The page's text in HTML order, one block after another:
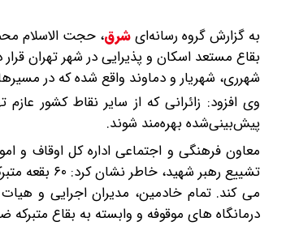
به گزارش گروه رسانه‌ایشرق، حجت الاسلام
بقاع مستعد اسکان و پذیرایی در شهر تهران
شهرری، شهریار و دماوند واقع شده که در
وی افزود: زائرانی که از سایر نقاط کشور
پیش‌بینی‌شده بهره‌مند شوند.
معاون فرهنگی و اجتماعی اداره کل اوقاف و
تشییع رهبر
می کند. تمام خادمین، مدیران اجرایی و
درمانگاه های موقوفه و وابسته به بقاع